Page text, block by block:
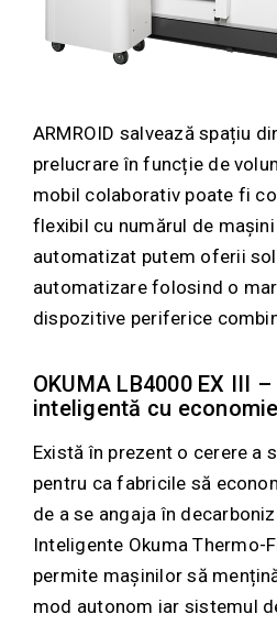
ARMROID salvează spațiu
prelucrare în funcție de
mobil colaborativ poate fi
flexibil cu numărul de
automatizat putem oferii
automatizare folosind o
dispozitive periferice
OKUMA LB4000 EX III
inteligentă cu
Există în prezent o cerere a
pentru ca fabricile să
de a se angaja în
Inteligente Okuma Thermo-
permite mașinilor să
mod autonom iar sistemul